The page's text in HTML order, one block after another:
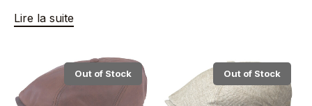
Lire la suite
Out of Stock Out of Stock